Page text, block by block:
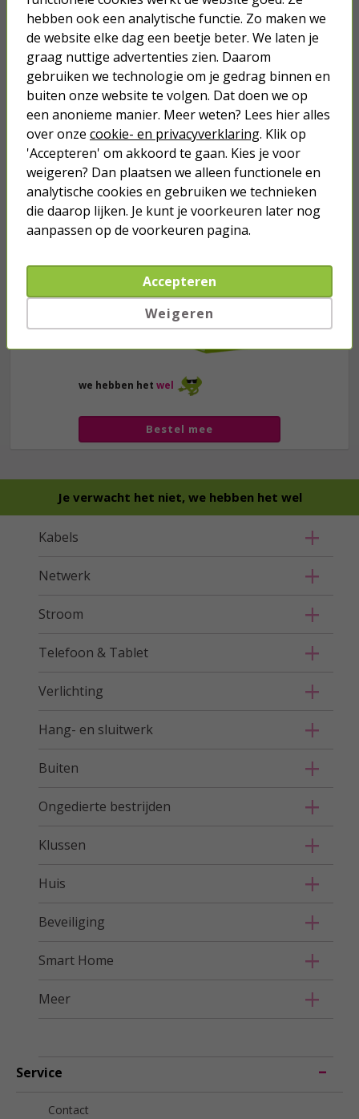
Turbo onkruidverdelger (Concentraat,
3x 100ml) | Ook voor je gazon!
43,
40,
89
we hebben het wel
Bestel mee
7,95
Je verwacht het niet, we hebben het wel
Kabels
Netwerk
Stroom
Telefoon & Tablet
Verlichting
Hang- en sluitwerk
Buiten
Ongedierte bestrijden
Klussen
Huis
Beveiliging
Smart Home
Meer
Service
Contact
hebben ook een analytische functie. Zo maken we
de website elke dag een beetje beter. We laten je
graag nuttige advertenties zien. Daarom
gebruiken we technologie om je gedrag binnen en
buiten onze website te volgen. Dat doen we op
een anonieme manier. Meer weten? Lees hier alles
over onze cookie- en privacyverklaring. Klik op
'Accepteren' om akkoord te gaan. Kies je voor
weigeren? Dan plaatsen we alleen functionele en
analytische cookies en gebruiken we technieken
die daarop lijken. Je kunt je voorkeuren later nog
aanpassen op de voorkeuren pagina.
Accepteren
Weigeren